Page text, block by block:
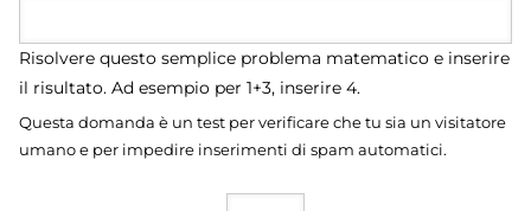
Risolvere questo semplice problema matematico e inserire
il risultato. Ad esempio per 1+3, inserire 4.
Questa domanda è un test per verificare che tu sia un visitatore
umano e per impedire inserimenti di spam automatici.